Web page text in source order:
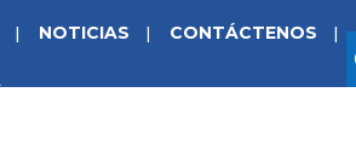
NOTICIAS CONTÁCTENOS